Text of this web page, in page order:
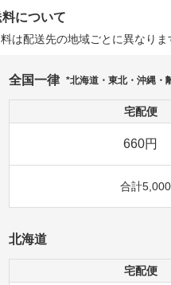
料について
は配送先の地域ごとに異なり
全国一律 *北海道・東北・沖縄・
宅配便
660円
合計
北海道
宅配便